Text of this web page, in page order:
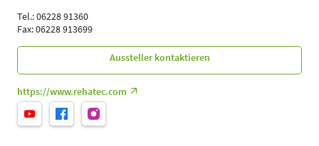
Tel.: 06228 91360
Fax: 06228 913699
Aussteller kontaktieren
https://www.rehatec.com